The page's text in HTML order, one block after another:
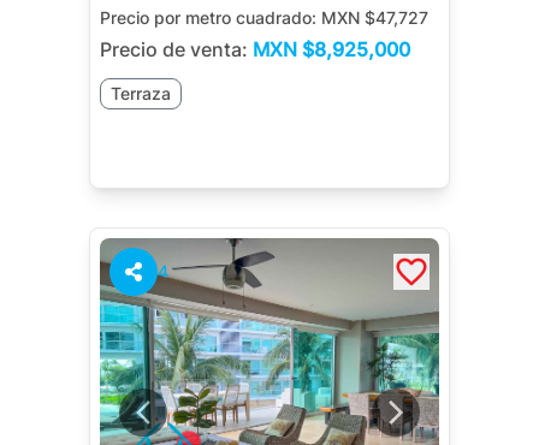
Precio por metro cuadrado: MXN $47,727
Precio de venta: MXN $8,925,000
Terraza
4